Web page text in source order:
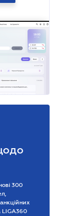
300
LIGA360